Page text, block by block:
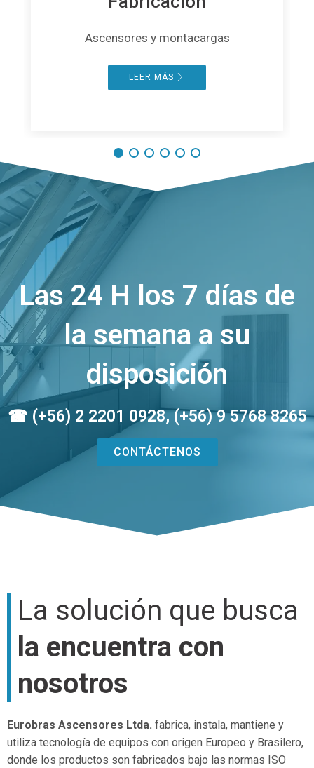
Ascensores y montacargas
LEER MÁS
Las 24 H los 7 días de
la semana a su
disposición
☎ (+56) 2 2201 0928, (+56) 9 5768 8265
CONTÁCTENOS
La solución que busca
la encuentra con
nosotros
Eurobras Ascensores Ltda. fabrica, instala, mantiene y
utiliza tecnología de equipos con origen Europeo y Brasilero,
donde los productos son fabricados bajo las normas ISO